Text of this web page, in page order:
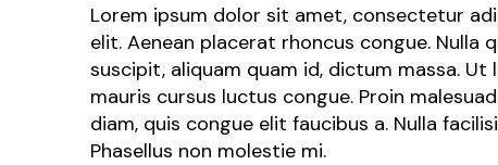
Lorem ipsum dolor sit amet, consectetur
elit. Aenean placerat rhoncus congue. Nulla
suscipit, aliquam quam id, dictum massa. Ut
mauris cursus luctus congue. Proin
diam, quis congue elit faucibus a. Nulla
Phasellus non molestie mi.